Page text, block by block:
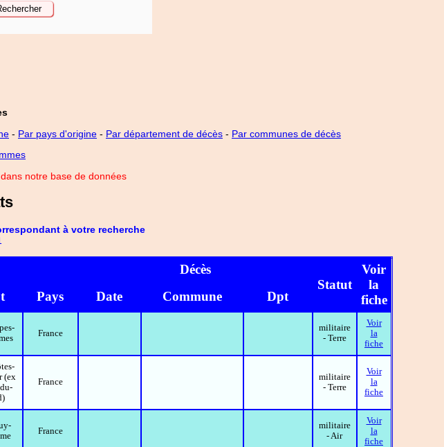
- Par pays d'origine - Par département de décès - Par communes de décès
notre base de données
à votre recherche
Décès
Statut
Voir
la
fiche
Pays Date Commune Dpt
France
militaire
- Terre
Voir
la
fiche
(ex
France
militaire
- Terre
Voir
la
fiche
France
militaire
- Air
Voir
la
fiche